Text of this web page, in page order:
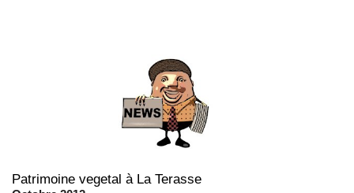
Patrimoine vegetal à La Terasse